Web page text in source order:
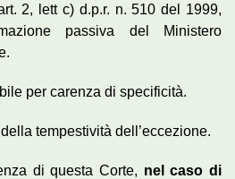
2, lett c) d.p.r. n. 510 del 1999,
passiva del Ministero
per carenza di specificità.
tempestività dell’eccezione.
di questa Corte, nel caso di